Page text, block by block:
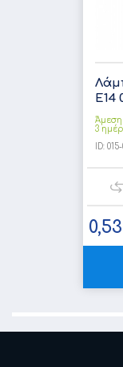
E14
3
ID: 015-